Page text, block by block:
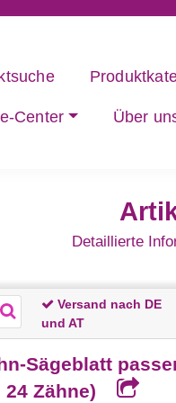
Center Über
Detaillierte
Versand nach DE
und AT
Sägeblatt
Zähne)